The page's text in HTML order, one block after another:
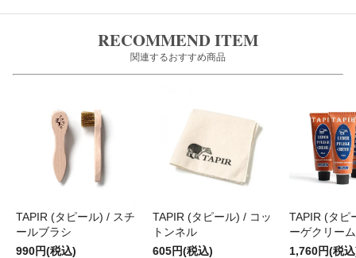
RECOMMEND ITEM
関連するおすすめ商品
TAPIR (タピール) / スチ
ールブラシ
990円(税込)
TAPIR (タピール) / コッ
トンネル
605円(税込)
TAPIR (タピ
ーゲクリー
1,760円(税